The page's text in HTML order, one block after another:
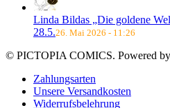
Linda Bildas „Die goldene
28.5.26. Mai 2026 - 11:26
© PICTOPIA COMICS. Powered by
Zahlungsarten
Unsere Versandkosten
Widerrufsbelehrung